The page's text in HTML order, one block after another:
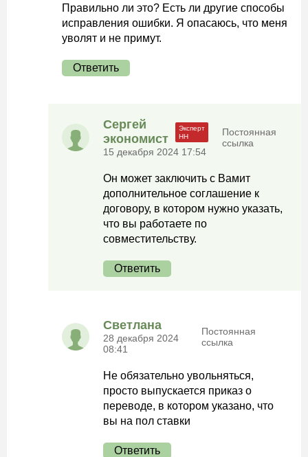
Правильно ли это? Есть ли другие способы
исправления ошибки. Я опасаюсь, что меня
уволят и не примут.
Ответить
Сергей
экономист
15 декабря 2024 17:54
Постоянная
ссылка
Он может заключить с Вамит
дополнительное соглашение к
договору, в котором нужно указать,
что вы работаете по
совместительству.
Ответить
Светлана
28 декабря 2024
08:41
Постоянная
ссылка
Не обязательно увольняться,
просто выпускается приказ о
переводе, в котором указано, что
вы на пол ставки
Ответить